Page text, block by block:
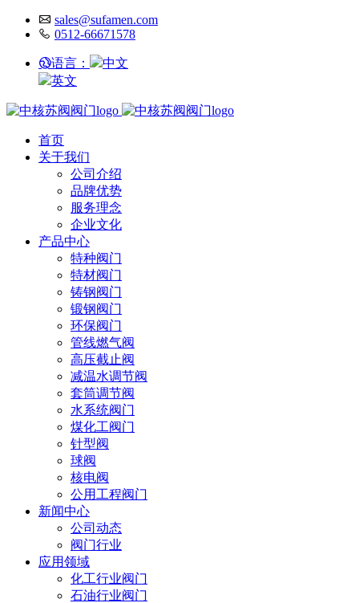
sales@sufamen.com
0512-66671578
语言：
中文
英文
首页
关于我们
公司介绍
品牌优势
服务理念
企业文化
产品中心
特种阀门
特材阀门
铸钢阀门
锻钢阀门
环保阀门
管线燃气阀
高压截止阀
减温水调节阀
套筒调节阀
水系统阀门
煤化工阀门
针型阀
球阀
核电阀
公用工程阀门
新闻中心
公司动态
阀门行业
应用领域
化工行业阀门
石油行业阀门